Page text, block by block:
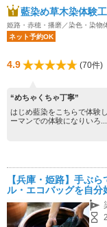
藍染め草木染体験
姫路・赤穂・播磨／染色・染物
ネット予約OK
4.9 (70件)
“めちゃくちゃ丁寧”
はじめ藍染をこちらで体験
ーマンでの体験になりいろ...
【兵庫・姫路】手ぶ
ル・エコバッグを自分